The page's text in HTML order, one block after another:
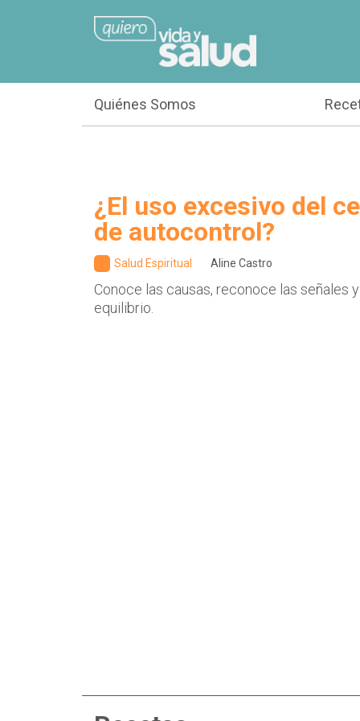
Quiénes Somos
¿El uso excesivo del
de autocontrol?
Salud Espiritual Aline Castro
Conoce las causas, reconoce las señales
equilibrio.